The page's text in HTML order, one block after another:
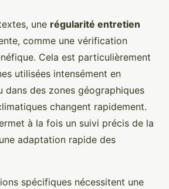
une régularité entretien
comme une vérification
Cela est particulièrement
utilisées intensément en
dans des zones géographiques
changent rapidement.
à la fois un suivi précis de la
adaptation rapide des
spécifiques nécessitent une